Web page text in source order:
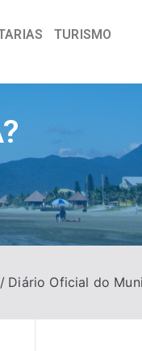
TURISMO
Diário Oficial do